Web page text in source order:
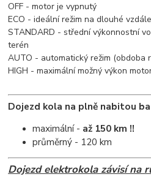
OFF - motor je vypnutý
ECO - ideální režim na dlouhé
STANDARD - střední výkonnostní
terén
AUTO - automatický režim (obdoba
HIGH - maximální možný výkon
Dojezd kola na plně nabitou
maximální - až 150 km !!
průměrný - 120 km
Dojezd elektrokola závisí na